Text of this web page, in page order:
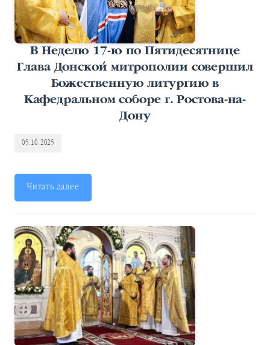
В Неделю 17-ю по Пятидесятнице
Глава Донской митрополии совершил
Божественную литургию в
Кафедральном соборе г. Ростова-на-
Дону
05.10.2025
Читать далее